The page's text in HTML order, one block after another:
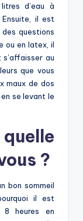
d’eau à
il est
des questions
ou en latex, il
au
que vous
maux de dos
se levant le
?
bon sommeil
il est
8 heures en